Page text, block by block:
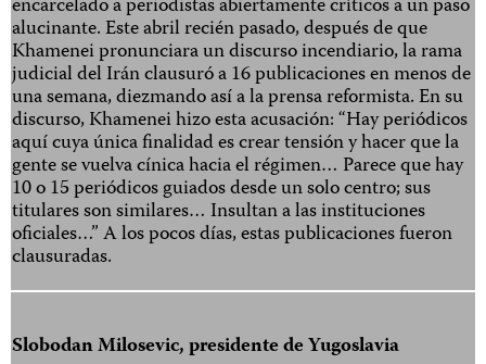
encarcelado a periodistas abiertamente críticos a un paso
alucinante. Este abril recién pasado, después de que
Khamenei pronunciara un discurso incendiario, la rama
judicial del Irán clausuró a 16 publicaciones en menos de
una semana, diezmando así a la prensa reformista. En su
discurso, Khamenei hizo esta acusación: “Hay periódicos
aquí cuya única finalidad es crear tensión y hacer que la
gente se vuelva cínica hacia el régimen… Parece que hay
10 o 15 periódicos guiados desde un solo centro; sus
titulares son similares… Insultan a las instituciones
oficiales…” A los pocos días, estas publicaciones fueron
clausuradas.
Slobodan Milosevic, presidente de Yugoslavia